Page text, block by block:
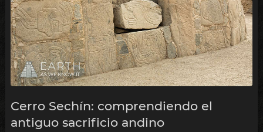
Cerro Sechín: comprendiendo el
antiguo sacrificio andino